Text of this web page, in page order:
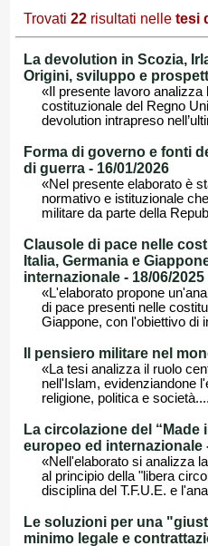
Trovati 22 risultati nelle tesi
La devolution in Scozia,
Origini, sviluppo e
«Il presente lavoro analizza
costituzionale del Regno
devolution intrapreso
Forma di governo e fonti
di guerra - 16/01/2026
«Nel presente elaborato è
normativo e istituzionale
militare da parte della
Clausole di pace nelle
Italia, Germania e
internazionale - 18/06/2025
«L'elaborato propone
di pace presenti nelle
Giappone, con l'obiettivo di
Il pensiero militare nel
«La tesi analizza il ruolo
nell'Islam, evidenziandone
religione, politica e
La circolazione del “Made
europeo ed internazionale
«Nell'elaborato si analizza
al principio della "libera
disciplina del T.F.U.E. e
Le soluzioni per una
minimo legale e